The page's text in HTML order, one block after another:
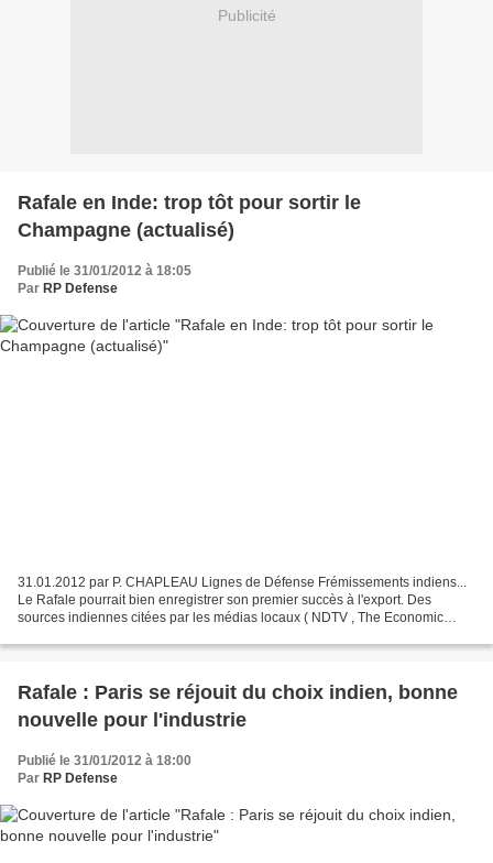
Publicité
Rafale en Inde: trop tôt pour sortir le
Champagne (actualisé)
Publié le 31/01/2012 à 18:05
Par RP Defense
31.01.2012 par P. CHAPLEAU Lignes de Défense Frémissements indiens...
Le Rafale pourrait bien enregistrer son premier succès à l'export. Des
sources indiennes citées par les médias locaux ( NDTV , The Economic
Rafale : Paris se réjouit du choix indien, bonne
nouvelle pour l'industrie
Publié le 31/01/2012 à 18:00
Par RP Defense